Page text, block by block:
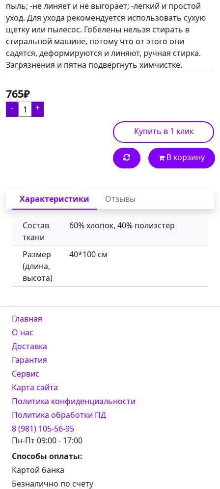
пыль; -не линяет и не выгорает; -легкий и простой
уход. Для ухода рекомендуется использовать сухую
щетку или пылесос. Гобелены нельзя стирать в
стиральной машине, потому что от этого они
садятся, деформируются и линяют, ручная стирка.
Загрязнения и пятна подвергнуть химчистке.
765₽
- +
Купить в 1 клик
В корзину
Характеристики Отзывы
Состав
ткани
60% хлопок, 40% полиэстер
Размер
(длина,
высота)
40*100 см
Главная
О нас
Доставка
Гарантия
Сервис
Карта сайта
Политика конфиденциальности
Политика обработки ПД
8 (981) 105-56-95
Пн-Пт 09:00 - 17:00
Способы оплаты:
Картой банка
Безналично по счету